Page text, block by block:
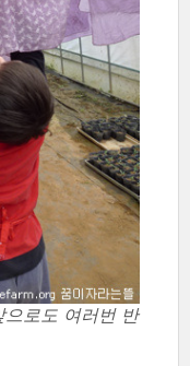
으로도 여러번 반